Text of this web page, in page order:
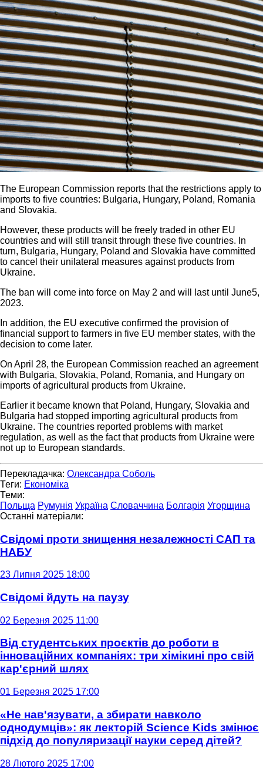
The European Commission reports that the restrictions apply to
imports to five countries: Bulgaria, Hungary, Poland, Romania
and Slovakia.
However, these products will be freely traded in other EU
countries and will still transit through these five countries. In
turn, Bulgaria, Hungary, Poland and Slovakia have committed
to cancel their unilateral measures against products from
Ukraine.
The ban will come into force on May 2 and will last until June5,
2023.
In addition, the EU executive confirmed the provision of
financial support to farmers in five EU member states, with the
decision to come later.
On April 28, the European Commission reached an agreement
with Bulgaria, Slovakia, Poland, Romania, and Hungary on
imports of agricultural products from Ukraine.
Earlier it became known that Poland, Hungary, Slovakia and
Bulgaria had stopped importing agricultural products from
Ukraine. The countries reported problems with market
regulation, as well as the fact that products from Ukraine were
not up to European standards.
Перекладачка: Олександра Соболь
Теги: Економіка
Теми:
Польща Румунія Україна Словаччина Болгарія Угорщина
Останні матеріали:
Свідомі проти знищення незалежності САП та
НАБУ
23 Липня 2025 18:00
Свідомі йдуть на паузу
02 Березня 2025 11:00
Від студентських проєктів до роботи в
інноваційних компаніях: три хімікині про свій
кар'єрний шлях
01 Березня 2025 17:00
«Не нав'язувати, а збирати навколо
однодумців»: як лекторій Science Kids змінює
підхід до популяризації науки серед дітей?
28 Лютого 2025 17:00